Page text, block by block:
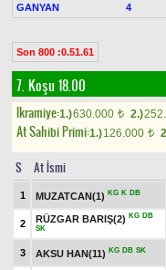
GANYAN 4
Son 800 :0.51.61
7. Koşu 18.00
Ikramiye:1.)630.000 t 2.)
At Sahibi Primi:1.)126.000 t
S At İsmi
1 MUZATCAN(1) KG K DB
2 RÜZGAR BARIŞ(2) KG DB
SK
3 AKSU HAN(11) KG DB SK